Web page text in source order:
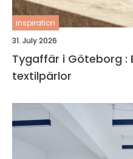
inspiration
31. July 2026
Tygaffär i Göteborg :
textilpärlor